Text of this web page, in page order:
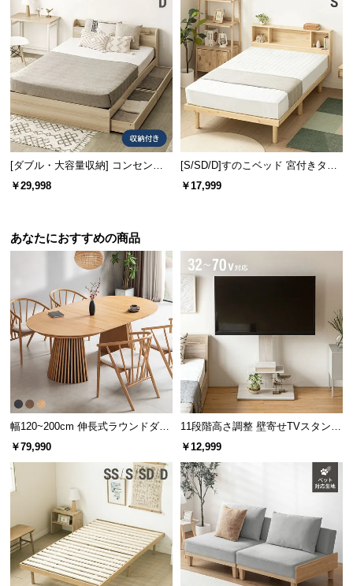
[ダブル・大容量収納] コンセント
機能付きベッド 収納左右組み換え
￥29,998
[S/SD/D]すのこベッド 宮付きタイ
プ
￥17,999
あなたにおすすめの商品
幅120~200cm 伸長式ラウンドダイ
ニングテーブル 6人掛け 天然木突
板 美しい格子デザイン
￥79,990
11段階高さ調整 壁寄せTVスタンド
キャスター付き 上下左右角度調節
￥12,999